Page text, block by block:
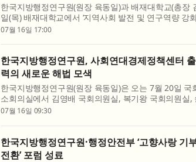
한국지방행정연구원(원장 육동일)과 배재대학교(총장
일(목) 배재대학교에서 ‘지역사회 발전 및 연구역량 강
협약’을 체결한 후 ‘민선 9기 대전의 미래 발전전략 모색
07월 16일 17:00
한국지방행정연구원, 사회연대경제정책센터
력의 새로운 해법 모색
한국지방행정연구원(원장 육동일)은 오는 7월 20일 국
소회의실에서 김영배 국회의원실, 복기왕 국회의원실,
원실, 최혁진 국회의원실과 공동으로 ‘2026년 제2차 지
07월 16일 09:30
한국지방행정연구원·행정안전부 ‘고향사랑 기
전환’ 포럼 성료